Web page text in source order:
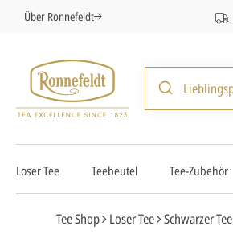
Über Ronnefeldt
Loser Tee Teebeutel Tee-Zubehör
Tee Shop Loser Tee Schwarzer Tee